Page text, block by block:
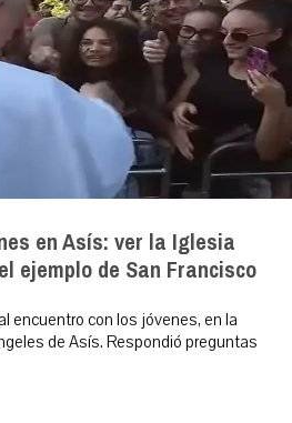
en Asís: ver la Iglesia
ejemplo de San Francisco
encuentro con los jóvenes, en la
de Asís. Respondió preguntas